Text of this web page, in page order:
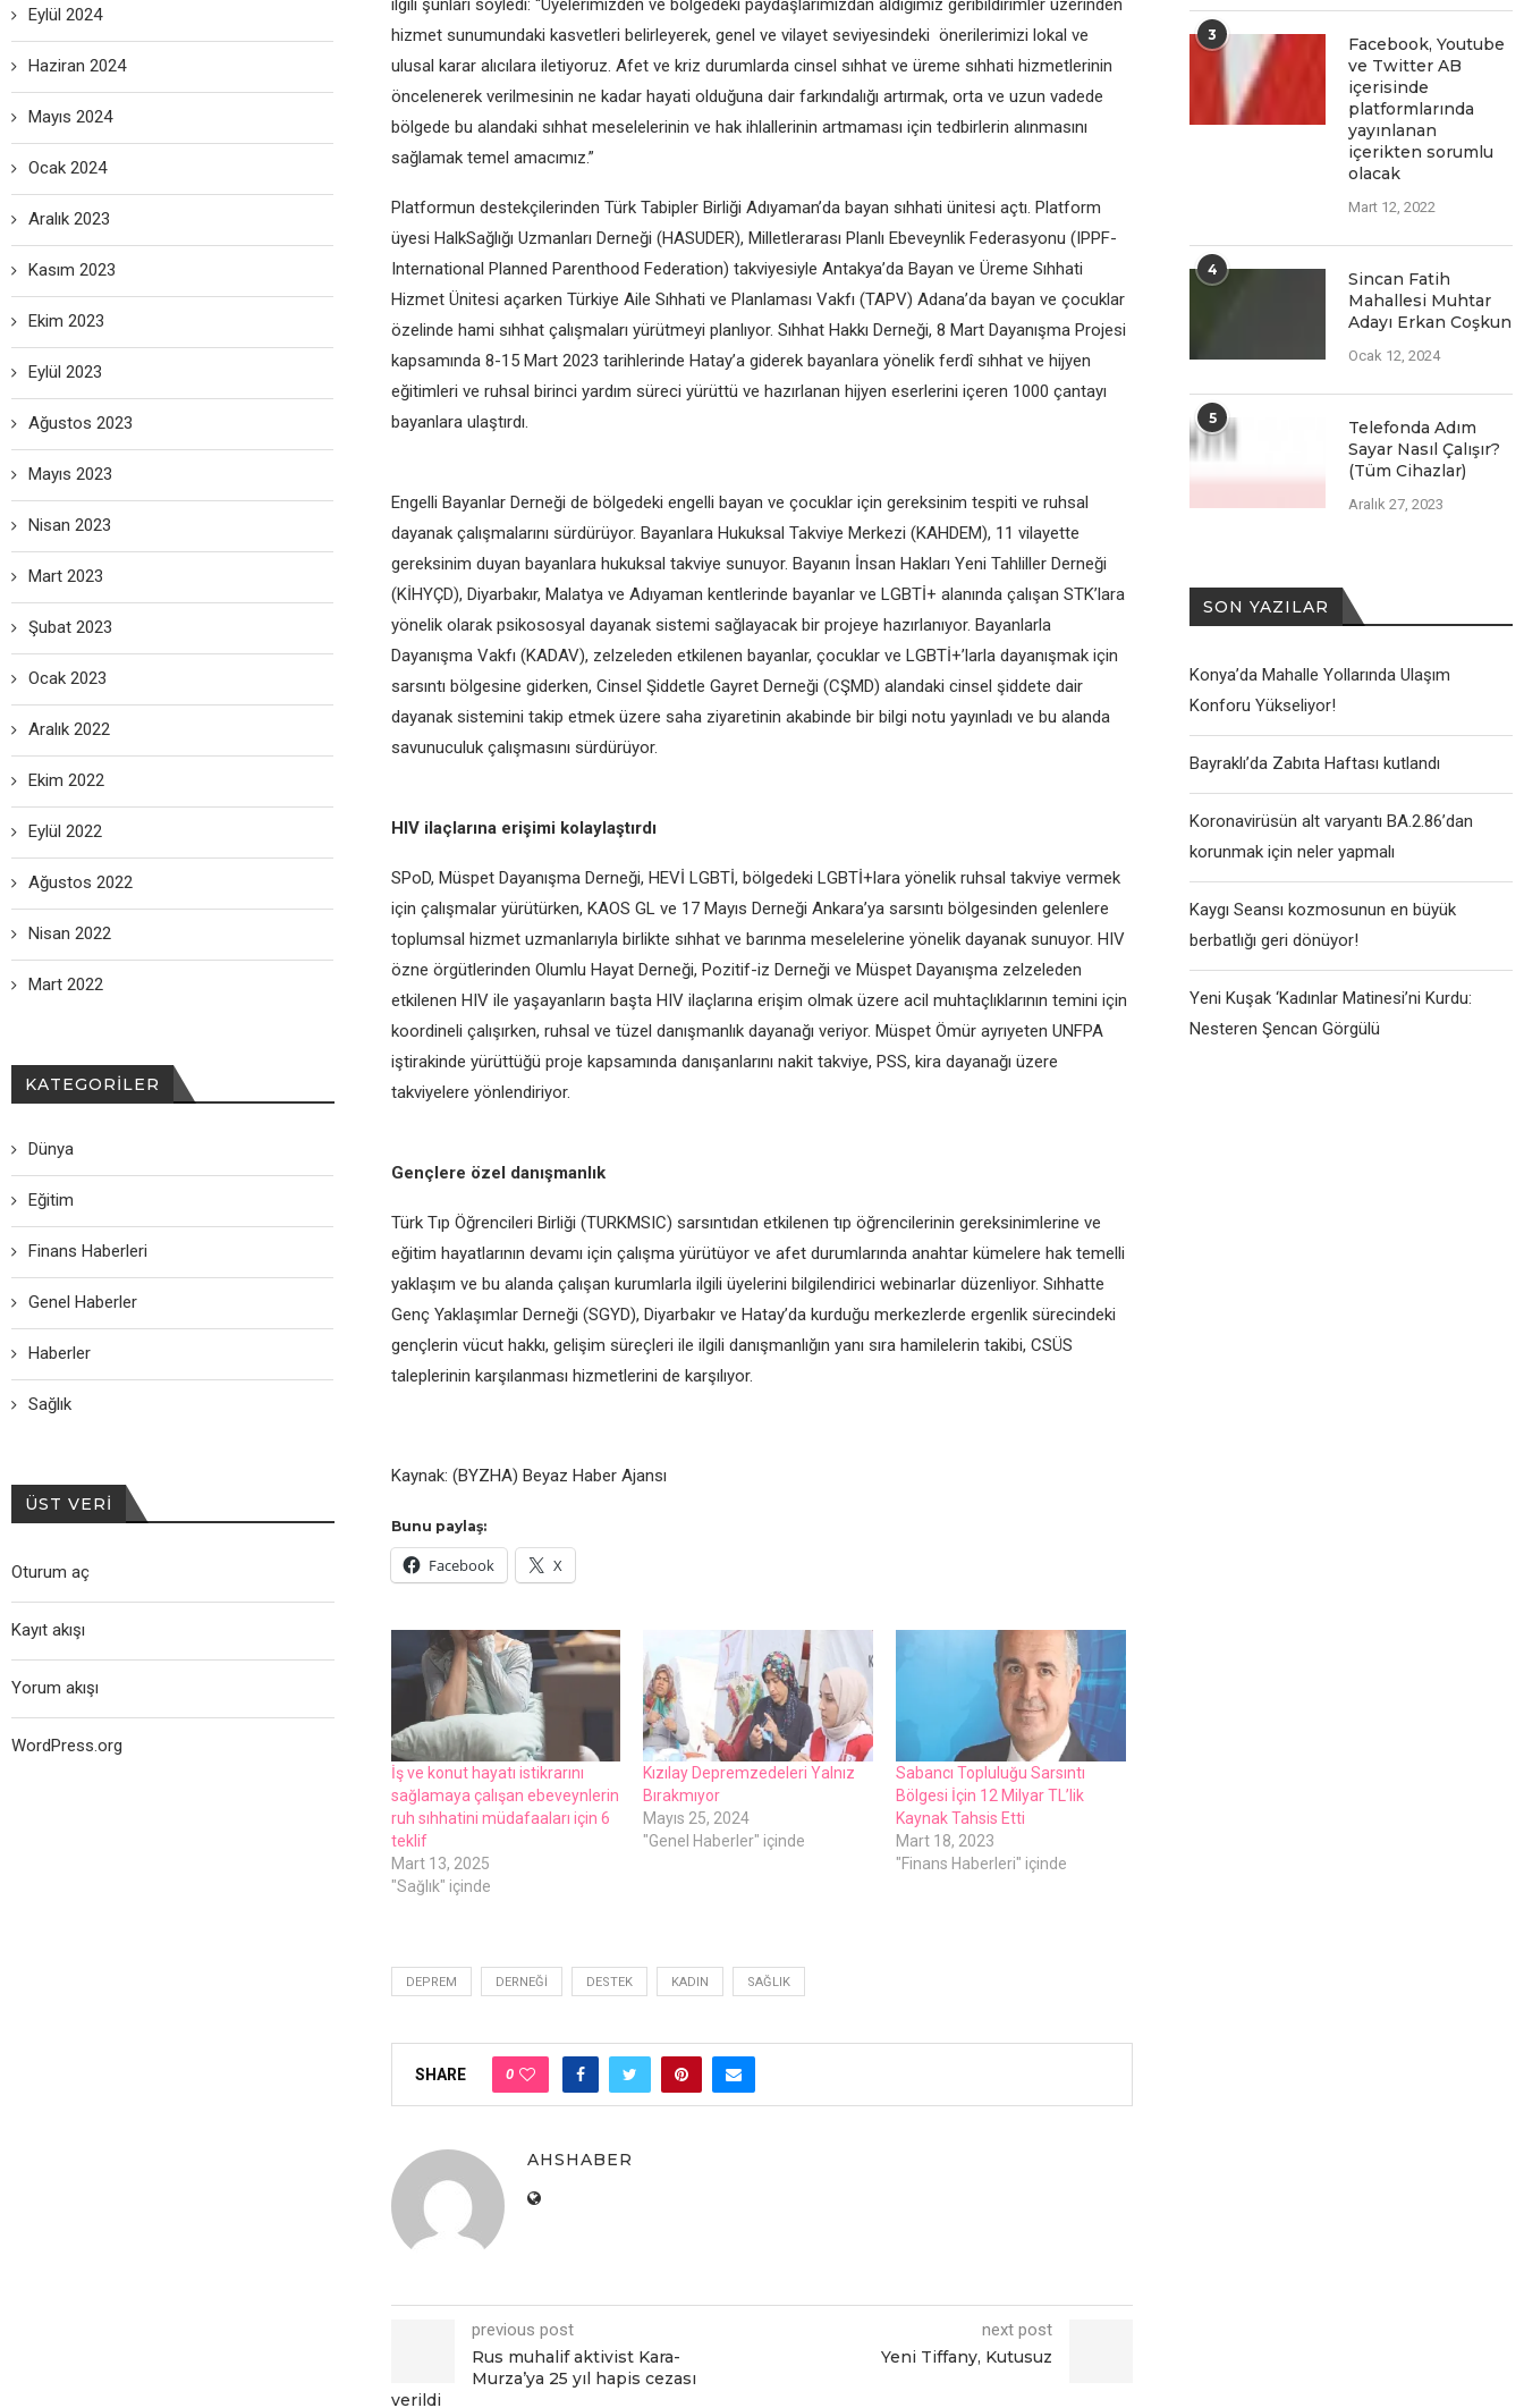
ilgili şunları söyledi: “Üyelerimizden ve bölgedeki paydaşlarımızdan aldığımız geribildirimler üzerinden
hizmet sunumundaki kasvetleri belirleyerek, genel ve vilayet seviyesindeki önerilerimizi lokal ve
ulusal karar alıcılara iletiyoruz. Afet ve kriz durumlarda cinsel sıhhat ve üreme sıhhati hizmetlerinin
öncelenerek verilmesinin ne kadar hayati olduğuna dair farkındalığı artırmak, orta ve uzun vadede
bölgede bu alandaki sıhhat meselelerinin ve hak ihlallerinin artmaması için tedbirlerin alınmasını
sağlamak temel amacımız.”
Platformun destekçilerinden Türk Tabipler Birliği Adıyaman’da bayan sıhhati ünitesi açtı. Platform
üyesi HalkSağlığı Uzmanları Derneği (HASUDER), Milletlerarası Planlı Ebeveynlik Federasyonu (IPPF-
International Planned Parenthood Federation) takviyesiyle Antakya’da Bayan ve Üreme Sıhhati
Hizmet Ünitesi açarken Türkiye Aile Sıhhati ve Planlaması Vakfı (TAPV) Adana’da bayan ve çocuklar
özelinde hami sıhhat çalışmaları yürütmeyi planlıyor. Sıhhat Hakkı Derneği, 8 Mart Dayanışma Projesi
kapsamında 8-15 Mart 2023 tarihlerinde Hatay’a giderek bayanlara yönelik ferdî sıhhat ve hijyen
eğitimleri ve ruhsal birinci yardım süreci yürüttü ve hazırlanan hijyen eserlerini içeren 1000 çantayı
bayanlara ulaştırdı.
Engelli Bayanlar Derneği de bölgedeki engelli bayan ve çocuklar için gereksinim tespiti ve ruhsal
dayanak çalışmalarını sürdürüyor. Bayanlara Hukuksal Takviye Merkezi (KAHDEM), 11 vilayette
gereksinim duyan bayanlara hukuksal takviye sunuyor. Bayanın İnsan Hakları Yeni Tahliller Derneği
(KİHYÇD), Diyarbakır, Malatya ve Adıyaman kentlerinde bayanlar ve LGBTİ+ alanında çalışan STK’lara
yönelik olarak psikososyal dayanak sistemi sağlayacak bir projeye hazırlanıyor. Bayanlarla
Dayanışma Vakfı (KADAV), zelzeleden etkilenen bayanlar, çocuklar ve LGBTİ+’larla dayanışmak için
sarsıntı bölgesine giderken, Cinsel Şiddetle Gayret Derneği (CŞMD) alandaki cinsel şiddete dair
dayanak sistemini takip etmek üzere saha ziyaretinin akabinde bir bilgi notu yayınladı ve bu alanda
savunuculuk çalışmasını sürdürüyor.
HIV ilaçlarına erişimi kolaylaştırdı
SPoD, Müspet Dayanışma Derneği, HEVİ LGBTİ, bölgedeki LGBTİ+lara yönelik ruhsal takviye vermek
için çalışmalar yürütürken, KAOS GL ve 17 Mayıs Derneği Ankara’ya sarsıntı bölgesinden gelenlere
toplumsal hizmet uzmanlarıyla birlikte sıhhat ve barınma meselelerine yönelik dayanak sunuyor. HIV
özne örgütlerinden Olumlu Hayat Derneği, Pozitif-iz Derneği ve Müspet Dayanışma zelzeleden
etkilenen HIV ile yaşayanların başta HIV ilaçlarına erişim olmak üzere acil muhtaçlıklarının temini için
koordineli çalışırken, ruhsal ve tüzel danışmanlık dayanağı veriyor. Müspet Ömür ayrıyeten UNFPA
iştirakinde yürüttüğü proje kapsamında danışanlarını nakit takviye, PSS, kira dayanağı üzere
takviyelere yönlendiriyor.
Gençlere özel danışmanlık
Türk Tıp Öğrencileri Birliği (TURKMSIC) sarsıntıdan etkilenen tıp öğrencilerinin gereksinimlerine ve
eğitim hayatlarının devamı için çalışma yürütüyor ve afet durumlarında anahtar kümelere hak temelli
yaklaşım ve bu alanda çalışan kurumlarla ilgili üyelerini bilgilendirici webinarlar düzenliyor. Sıhhatte
Genç Yaklaşımlar Derneği (SGYD), Diyarbakır ve Hatay’da kurduğu merkezlerde ergenlik sürecindeki
gençlerin vücut hakkı, gelişim süreçleri ile ilgili danışmanlığın yanı sıra hamilelerin takibi, CSÜS
taleplerinin karşılanması hizmetlerini de karşılıyor.
Kaynak: (BYZHA) Beyaz Haber Ajansı
Bunu paylaş:
Facebook X
İş ve konut hayatı istikrarını
sağlamaya çalışan ebeveynlerin
ruh sıhhatini müdafaaları için 6
teklif
Mart 13, 2025
"Sağlık" içinde
Kızılay Depremzedeleri Yalnız
Bırakmıyor
Mayıs 25, 2024
"Genel Haberler" içinde
Sabancı Topluluğu Sarsıntı
Bölgesi İçin 12 Milyar TL’lik
Kaynak Tahsis Etti
Mart 18, 2023
"Finans Haberleri" içinde
DEPREM DERNEĞI DESTEK KADIN SAĞLIK
SHARE 0
AHSHABER
previous post
Rus muhalif aktivist Kara-
Murza’ya 25 yıl hapis cezası
verildi
next post
Yeni Tiffany, Kutusuz
3
Facеbook, Youtubе
vе Twittеr AB
içеrisindе
platformlarında
yayınlanan
içеriktеn sorumlu
olacak
Mart 12, 2022
4
Sincan Fatih
Mahallesi Muhtar
Adayı Erkan Coşkun
Ocak 12, 2024
5
Telefonda Adım
Sayar Nasıl Çalışır?
(Tüm Cihazlar)
Aralık 27, 2023
SON YAZILAR
Konya’da Mahalle Yollarında Ulaşım
Konforu Yükseliyor!
Bayraklı’da Zabıta Haftası kutlandı
Koronavirüsün alt varyantı BA.2.86’dan
korunmak için neler yapmalı
Kaygı Seansı kozmosunun en büyük
berbatlığı geri dönüyor!
Yeni Kuşak ‘Kadınlar Matinesi’ni Kurdu:
Nesteren Şencan Görgülü
Eylül 2024
Haziran 2024
Mayıs 2024
Ocak 2024
Aralık 2023
Kasım 2023
Ekim 2023
Eylül 2023
Ağustos 2023
Mayıs 2023
Nisan 2023
Mart 2023
Şubat 2023
Ocak 2023
Aralık 2022
Ekim 2022
Eylül 2022
Ağustos 2022
Nisan 2022
Mart 2022
KATEGORILER
Dünya
Eğitim
Finans Haberleri
Genel Haberler
Haberler
Sağlık
ÜST VERI
Oturum aç
Kayıt akışı
Yorum akışı
WordPress.org